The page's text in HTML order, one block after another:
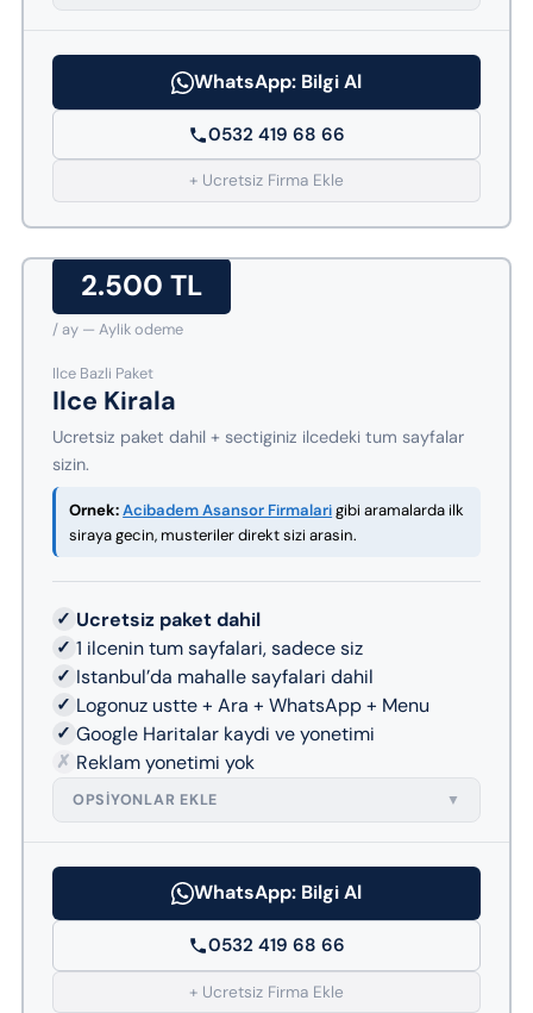
WhatsApp: Bilgi Al
0532 419 68 66
+ Ucretsiz Firma Ekle
2.500 TL
/ ay — Aylik odeme
Ilce Bazli Paket
Ilce Kirala
Ucretsiz paket dahil + sectiginiz ilcedeki tum sayfalar
sizin.
Ornek:Acibadem Asansor Firmalarigibi aramalarda ilk
siraya gecin, musteriler direkt sizi arasin.
✓ Ucretsiz paket dahil
✓ 1 ilcenin tum sayfalari, sadece siz
✓ Istanbul’da mahalle sayfalari dahil
✓ Logonuz ustte + Ara + WhatsApp + Menu
✓ Google Haritalar kaydi ve yonetimi
✗ Reklam yonetimi yok
OPSIYONLAR EKLE ▼
WhatsApp: Bilgi Al
0532 419 68 66
+ Ucretsiz Firma Ekle